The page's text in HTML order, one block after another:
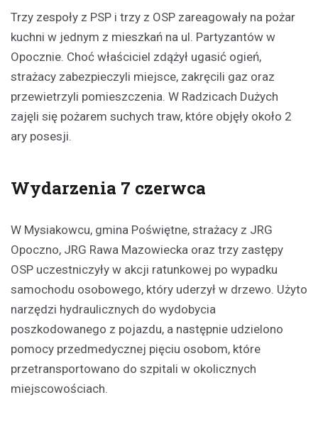
Trzy zespoły z PSP i trzy z OSP zareagowały na pożar
kuchni w jednym z mieszkań na ul. Partyzantów w
Opocznie. Choć właściciel zdążył ugasić ogień,
strażacy zabezpieczyli miejsce, zakręcili gaz oraz
przewietrzyli pomieszczenia. W Radzicach Dużych
zajęli się pożarem suchych traw, które objęły około 2
ary posesji.
Wydarzenia 7 czerwca
W Mysiakowcu, gmina Poświętne, strażacy z JRG
Opoczno, JRG Rawa Mazowiecka oraz trzy zastępy
OSP uczestniczyły w akcji ratunkowej po wypadku
samochodu osobowego, który uderzył w drzewo. Użyto
narzędzi hydraulicznych do wydobycia
poszkodowanego z pojazdu, a następnie udzielono
pomocy przedmedycznej pięciu osobom, które
przetransportowano do szpitali w okolicznych
miejscowościach.